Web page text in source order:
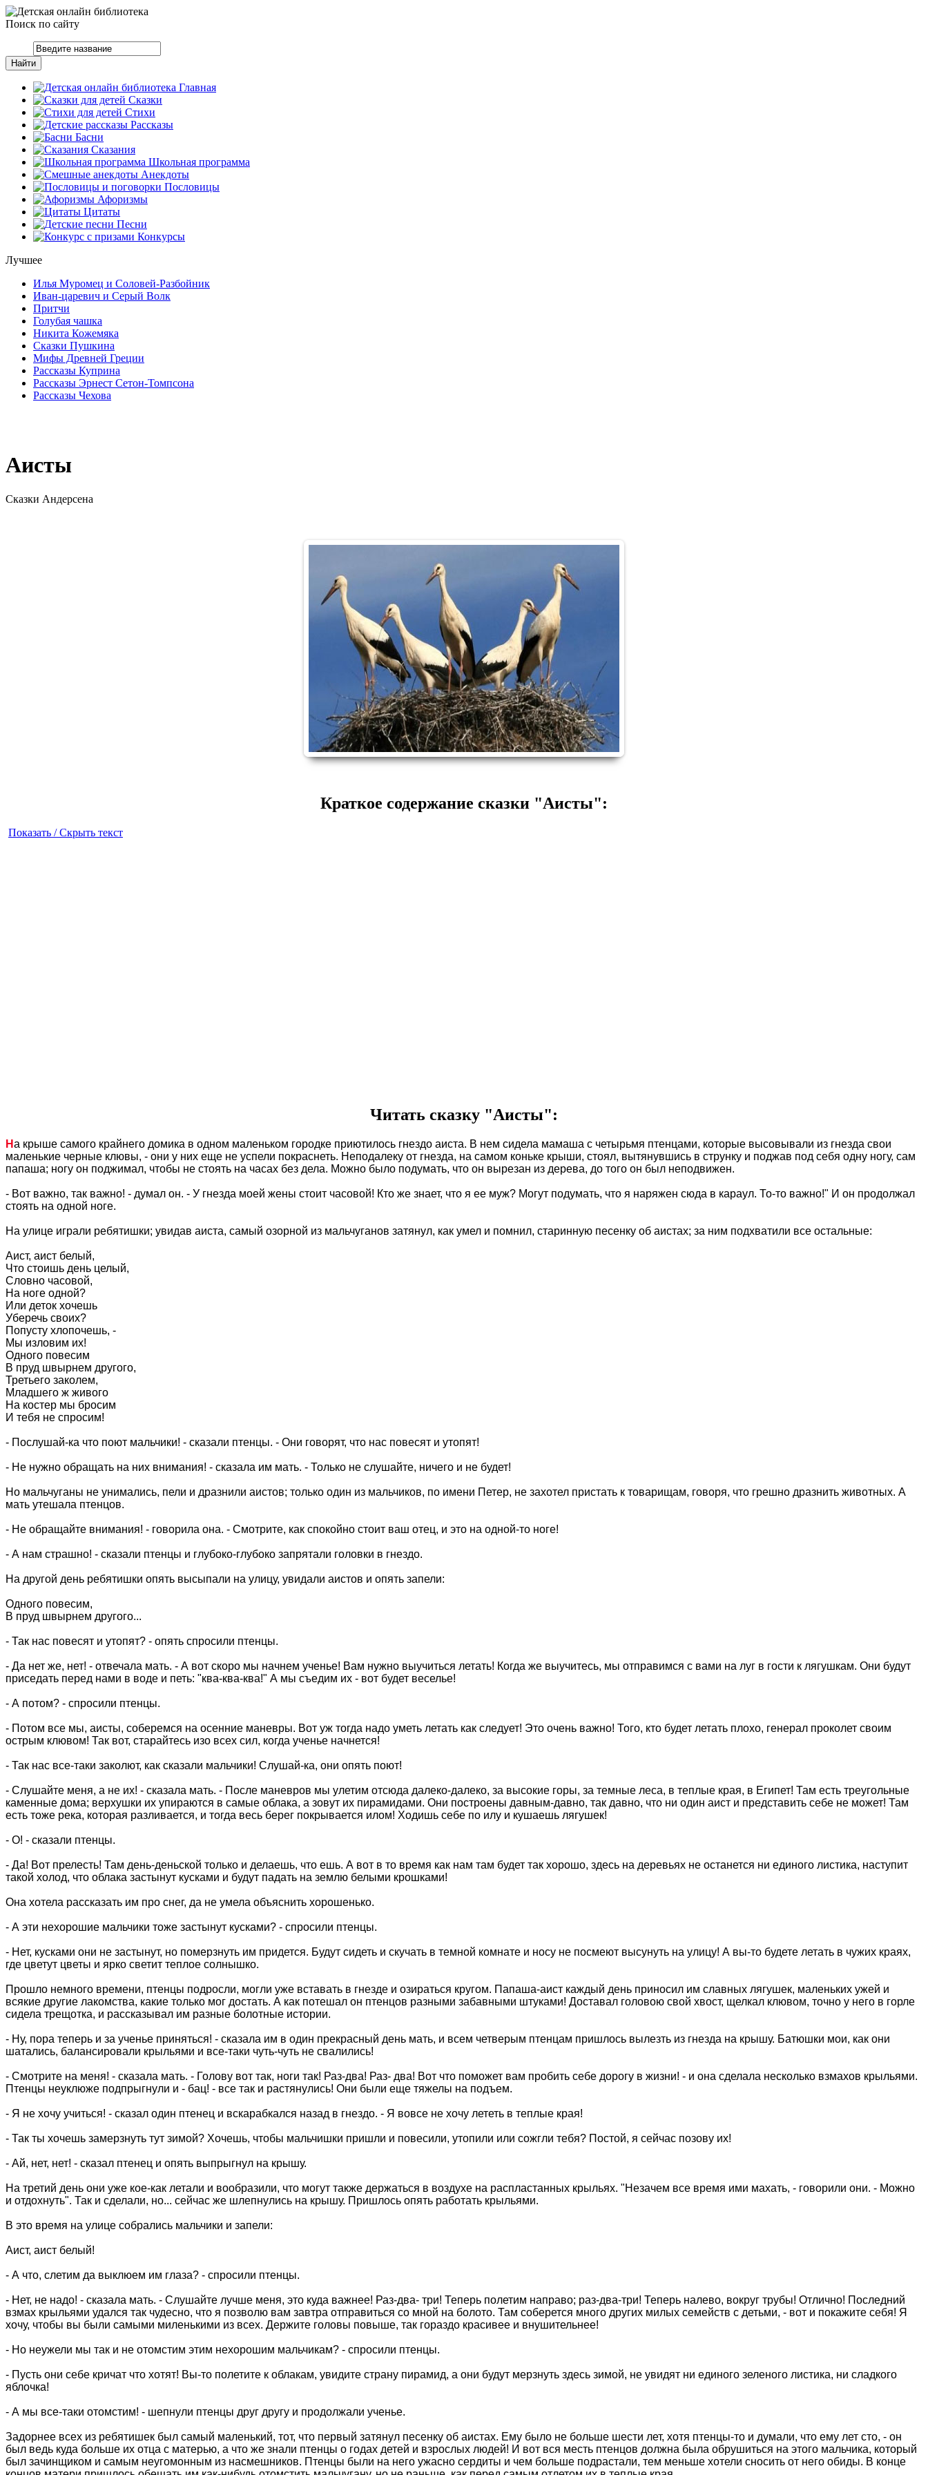
Поиск по сайту
Главная
Сказки
Стихи
Рассказы
Басни
Сказания
Школьная программа
Анекдоты
Пословицы
Афоризмы
Цитаты
Песни
Конкурсы
Лучшее
Илья Муромец и Соловей-Разбойник
Иван-царевич и Серый Волк
Притчи
Голубая чашка
Никита Кожемяка
Сказки Пушкина
Мифы Древней Греции
Рассказы Куприна
Рассказы Эрнест Сетон-Томпсона
Рассказы Чехова
Аисты
Сказки Андерсена
Краткое содержание сказки "Аисты":
Показать / Скрыть текст
Читать сказку "Аисты":
На крыше самого крайнего домика в одном маленьком городке приютилось гнездо аиста. В нем сидела мамаша с четырьмя птенцами, которые высовывали из гнезда свои
маленькие черные клювы, - они у них еще не успели покраснеть. Неподалеку от гнезда, на самом коньке крыши, стоял, вытянувшись в струнку и поджав под себя одну ногу, сам
папаша; ногу он поджимал, чтобы не стоять на часах без дела. Можно было подумать, что он вырезан из дерева, до того он был неподвижен.
- Вот важно, так важно! - думал он. - У гнезда моей жены стоит часовой! Кто же знает, что я ее муж? Могут подумать, что я наряжен сюда в караул. То-то важно!" И он продолжал
стоять на одной ноге.
На улице играли ребятишки; увидав аиста, самый озорной из мальчуганов затянул, как умел и помнил, старинную песенку об аистах; за ним подхватили все остальные:
Аист, аист белый,
Что стоишь день целый,
Словно часовой,
На ноге одной?
Или деток хочешь
Уберечь своих?
Попусту хлопочешь, -
Мы изловим их!
Одного повесим
В пруд швырнем другого,
Третьего заколем,
Младшего ж живого
На костер мы бросим
И тебя не спросим!
- Послушай-ка что поют мальчики! - сказали птенцы. - Они говорят, что нас повесят и утопят!
- Не нужно обращать на них внимания! - сказала им мать. - Только не слушайте, ничего и не будет!
Но мальчуганы не унимались, пели и дразнили аистов; только один из мальчиков, по имени Петер, не захотел пристать к товарищам, говоря, что грешно дразнить животных. А
мать утешала птенцов.
- Не обращайте внимания! - говорила она. - Смотрите, как спокойно стоит ваш отец, и это на одной-то ноге!
- А нам страшно! - сказали птенцы и глубоко-глубоко запрятали головки в гнездо.
На другой день ребятишки опять высыпали на улицу, увидали аистов и опять запели:
Одного повесим,
В пруд швырнем другого...
- Так нас повесят и утопят? - опять спросили птенцы.
- Да нет же, нет! - отвечала мать. - А вот скоро мы начнем ученье! Вам нужно выучиться летать! Когда же выучитесь, мы отправимся с вами на луг в гости к лягушкам. Они будут
приседать перед нами в воде и петь: "ква-ква-ква!" А мы съедим их - вот будет веселье!
- А потом? - спросили птенцы.
- Потом все мы, аисты, соберемся на осенние маневры. Вот уж тогда надо уметь летать как следует! Это очень важно! Того, кто будет летать плохо, генерал проколет своим
острым клювом! Так вот, старайтесь изо всех сил, когда ученье начнется!
- Так нас все-таки заколют, как сказали мальчики! Слушай-ка, они опять поют!
- Слушайте меня, а не их! - сказала мать. - После маневров мы улетим отсюда далеко-далеко, за высокие горы, за темные леса, в теплые края, в Египет! Там есть треугольные
каменные дома; верхушки их упираются в самые облака, а зовут их пирамидами. Они построены давным-давно, так давно, что ни один аист и представить себе не может! Там
есть тоже река, которая разливается, и тогда весь берег покрывается илом! Ходишь себе по илу и кушаешь лягушек!
- О! - сказали птенцы.
- Да! Вот прелесть! Там день-деньской только и делаешь, что ешь. А вот в то время как нам там будет так хорошо, здесь на деревьях не останется ни единого листика, наступит
такой холод, что облака застынут кусками и будут падать на землю белыми крошками!
Она хотела рассказать им про снег, да не умела объяснить хорошенько.
- А эти нехорошие мальчики тоже застынут кусками? - спросили птенцы.
- Нет, кусками они не застынут, но померзнуть им придется. Будут сидеть и скучать в темной комнате и носу не посмеют высунуть на улицу! А вы-то будете летать в чужих краях,
где цветут цветы и ярко светит теплое солнышко.
Прошло немного времени, птенцы подросли, могли уже вставать в гнезде и озираться кругом. Папаша-аист каждый день приносил им славных лягушек, маленьких ужей и
всякие другие лакомства, какие только мог достать. А как потешал он птенцов разными забавными штуками! Доставал головою свой хвост, щелкал клювом, точно у него в горле
сидела трещотка, и рассказывал им разные болотные истории.
- Ну, пора теперь и за ученье приняться! - сказала им в один прекрасный день мать, и всем четверым птенцам пришлось вылезть из гнезда на крышу. Батюшки мои, как они
шатались, балансировали крыльями и все-таки чуть-чуть не свалились!
- Смотрите на меня! - сказала мать. - Голову вот так, ноги так! Раз-два! Раз- два! Вот что поможет вам пробить себе дорогу в жизни! - и она сделала несколько взмахов крыльями.
Птенцы неуклюже подпрыгнули и - бац! - все так и растянулись! Они были еще тяжелы на подъем.
- Я не хочу учиться! - сказал один птенец и вскарабкался назад в гнездо. - Я вовсе не хочу лететь в теплые края!
- Так ты хочешь замерзнуть тут зимой? Хочешь, чтобы мальчишки пришли и повесили, утопили или сожгли тебя? Постой, я сейчас позову их!
- Ай, нет, нет! - сказал птенец и опять выпрыгнул на крышу.
На третий день они уже кое-как летали и вообразили, что могут также держаться в воздухе на распластанных крыльях. "Незачем все время ими махать, - говорили они. - Можно
и отдохнуть". Так и сделали, но... сейчас же шлепнулись на крышу. Пришлось опять работать крыльями.
В это время на улице собрались мальчики и запели:
Аист, аист белый!
- А что, слетим да выклюем им глаза? - спросили птенцы.
- Нет, не надо! - сказала мать. - Слушайте лучше меня, это куда важнее! Раз-два- три! Теперь полетим направо; раз-два-три! Теперь налево, вокруг трубы! Отлично! Последний
взмах крыльями удался так чудесно, что я позволю вам завтра отправиться со мной на болото. Там соберется много других милых семейств с детьми, - вот и покажите себя! Я
хочу, чтобы вы были самыми миленькими из всех. Держите головы повыше, так гораздо красивее и внушительнее!
- Но неужели мы так и не отомстим этим нехорошим мальчикам? - спросили птенцы.
- Пусть они себе кричат что хотят! Вы-то полетите к облакам, увидите страну пирамид, а они будут мерзнуть здесь зимой, не увидят ни единого зеленого листика, ни сладкого
яблочка!
- А мы все-таки отомстим! - шепнули птенцы друг другу и продолжали ученье.
Задорнее всех из ребятишек был самый маленький, тот, что первый затянул песенку об аистах. Ему было не больше шести лет, хотя птенцы-то и думали, что ему лет сто, - он
был ведь куда больше их отца с матерью, а что же знали птенцы о годах детей и взрослых людей! И вот вся месть птенцов должна была обрушиться на этого мальчика, который
был зачинщиком и самым неугомонным из насмешников. Птенцы были на него ужасно сердиты и чем больше подрастали, тем меньше хотели сносить от него обиды. В конце